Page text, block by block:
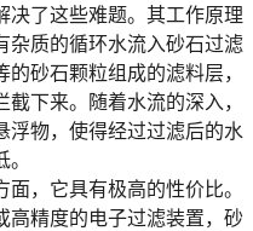
决了这些难题。其工作原理
杂质的循环水流入砂石过滤
砂石颗粒组成的滤料层，
下来。随着水流的深入，
浮物，使得经过过滤后的水
面，它具有极高的性价比。
高精度的电子过滤装置，砂